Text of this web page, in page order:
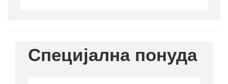
Специјална понуда